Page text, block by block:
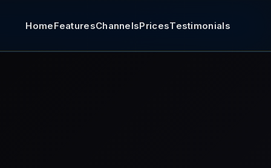
HomeFeaturesChannelsPricesTestimonials